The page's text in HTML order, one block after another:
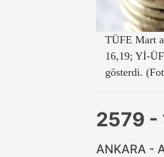
TÜFE Mart
16,19; Yİ-
gösterdi.
2579 -
ANKARA -